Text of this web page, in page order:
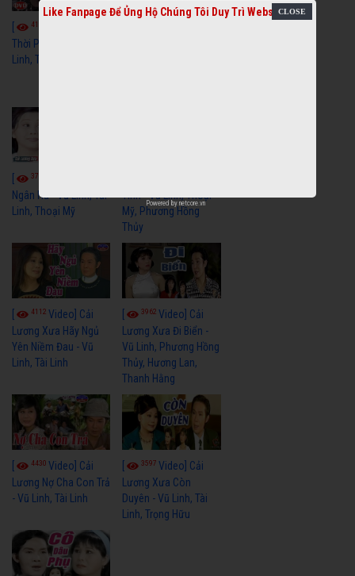
4107
Thời Phóng Đãng - Vũ
Linh, Tài Linh, Chí Linh
3765
Ngân Hà - Vũ Linh, Tài
Linh, Thoại Mỹ
Tình - Vũ Linh, Thoại
Mỹ, Phương Hồng
Thủy
4112 Video] Cải
Lương Xưa Hãy Ngủ
Yên Niềm Đau - Vũ
Linh, Tài Linh
3962Video] Cải
Lương Xưa Đi Biển -
Vũ Linh, Phương Hồng
Thủy, Hương Lan,
Thanh Hằng
4430 Video] Cải
Lương Nợ Cha Con Trả
- Vũ Linh, Tài Linh
3597Video] Cải
Lương Xưa Còn
Duyên - Vũ Linh, Tài
Linh, Trọng Hữu
Like Fanpage Để Ủng Hộ Chúng Tôi Duy Trì Website
Powered by netcore.vn